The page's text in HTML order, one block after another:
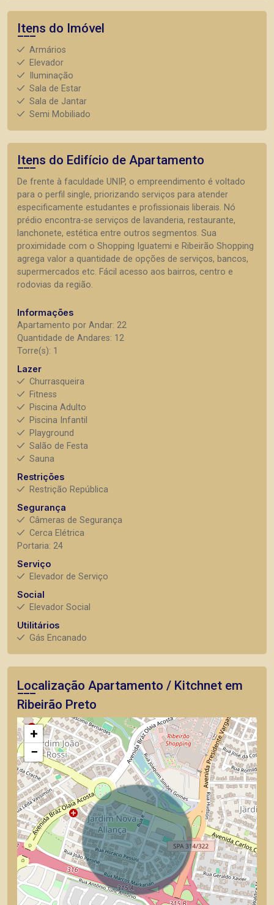
Itens do Imóvel
Armários
Elevador
Iluminação
Sala de Estar
Sala de Jantar
Semi Mobiliado
Itens do Edifício de Apartamento
De frente à faculdade UNIP, o empreendimento é voltado
para o perfil single, priorizando serviços para atender
especificamente estudantes e profissionais liberais. Nó
prédio encontra-se serviços de lavanderia, restaurante,
lanchonete, estética entre outros segmentos. Sua
proximidade com o Shopping Iguatemi e Ribeirão Shopping
agrega valor a quantidade de opções de serviços, bancos,
supermercados etc. Fácil acesso aos bairros, centro e
rodovias da região.
Informações
Apartamento por Andar: 22
Quantidade de Andares: 12
Torre(s): 1
Lazer
Churrasqueira
Fitness
Piscina Adulto
Piscina Infantil
Playground
Salão de Festa
Sauna
Restrições
Restrição República
Segurança
Câmeras de Segurança
Cerca Elétrica
Portaria: 24
Serviço
Elevador de Serviço
Social
Elevador Social
Utilitários
Gás Encanado
Localização Apartamento / Kitchnet em
Ribeirão Preto
+
−